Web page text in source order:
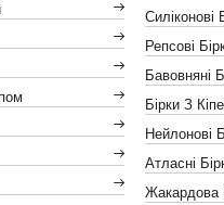
Силіконові
Репсові
Бавовняні
Бірки З
Нейлонові
Атласні
Жакардова